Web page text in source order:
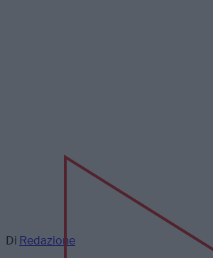
Di Redazione